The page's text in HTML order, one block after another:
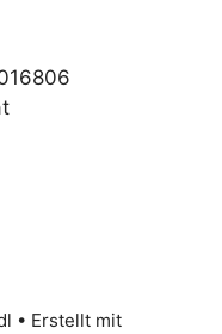
• Erstellt mit